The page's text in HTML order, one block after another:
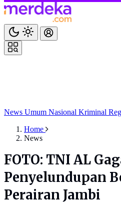
News Umum Nasional Kriminal
Home
News
FOTO: TNI AL
Penyelundupan
Perairan Jambi